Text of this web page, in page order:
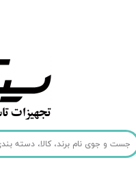
خروج از حساب کاربری